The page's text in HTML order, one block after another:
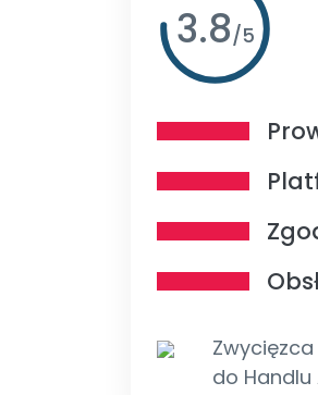
3.8/5
do Handlu